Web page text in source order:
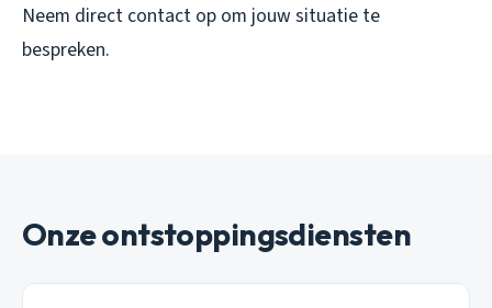
Neem direct contact op om jouw situatie te
bespreken.
Onze ontstoppingsdiensten